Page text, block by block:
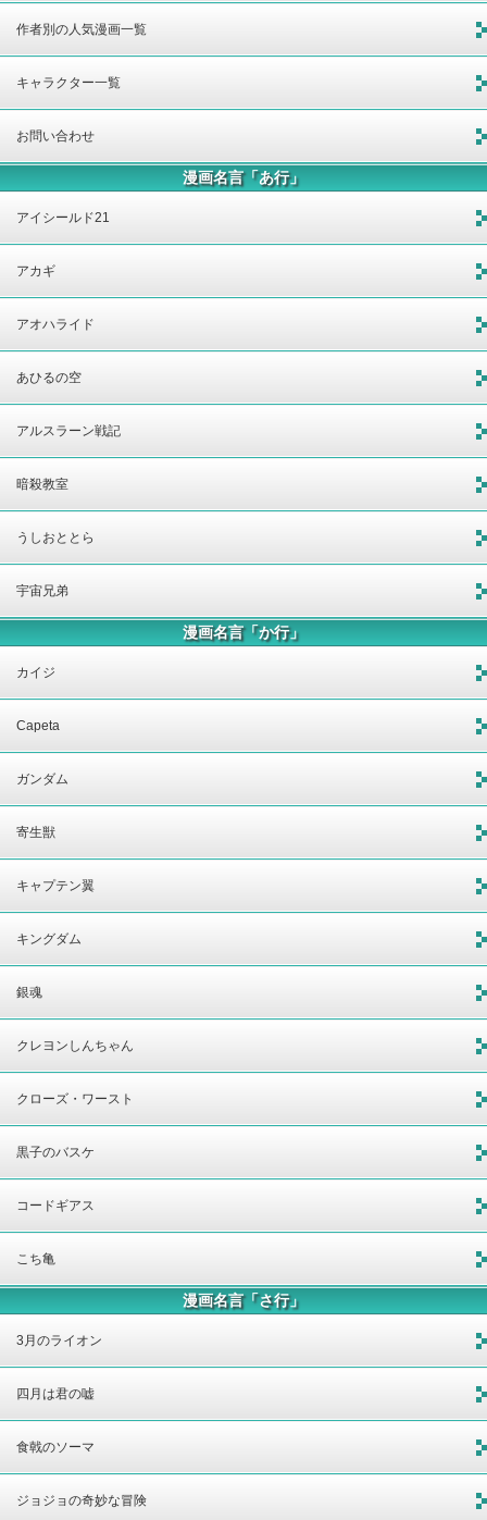
作者別の人気漫画一覧
キャラクター一覧
お問い合わせ
漫画名言「あ行」
アイシールド21
アカギ
アオハライド
あひるの空
アルスラーン戦記
暗殺教室
うしおととら
宇宙兄弟
漫画名言「か行」
カイジ
Capeta
ガンダム
寄生獣
キャプテン翼
キングダム
銀魂
クレヨンしんちゃん
クローズ・ワースト
黒子のバスケ
コードギアス
こち亀
漫画名言「さ行」
3月のライオン
四月は君の嘘
食戟のソーマ
ジョジョの奇妙な冒険